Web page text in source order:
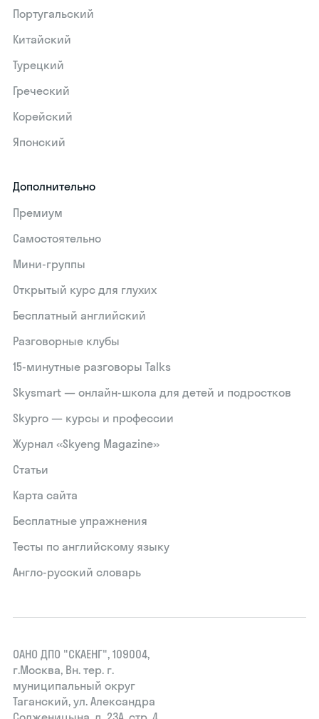
Португальский
Китайский
Турецкий
Греческий
Корейский
Японский
Дополнительно
Премиум
Самостоятельно
Мини-группы
Открытый курс для глухих
Бесплатный английский
Разговорные клубы
15‑минутные разговоры Talks
Skysmart — онлайн-школа для детей и подростков
Skypro — курсы и профессии
Журнал «Skyeng Magazine»
Статьи
Карта сайта
Бесплатные упражнения
Тесты по английскому языку
Англо-русский словарь
ОАНО ДПО "СКАЕНГ", 109004,
г.Москва, Вн. тер. г.
муниципальный округ
Таганский, ул. Александра